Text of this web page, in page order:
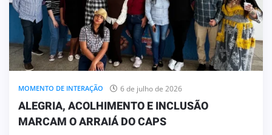
MOMENTO DE INTERAÇÃO 6 de julho de 2026
ALEGRIA, ACOLHIMENTO E INCLUSÃO
MARCAM O ARRAIÁ DO CAPS